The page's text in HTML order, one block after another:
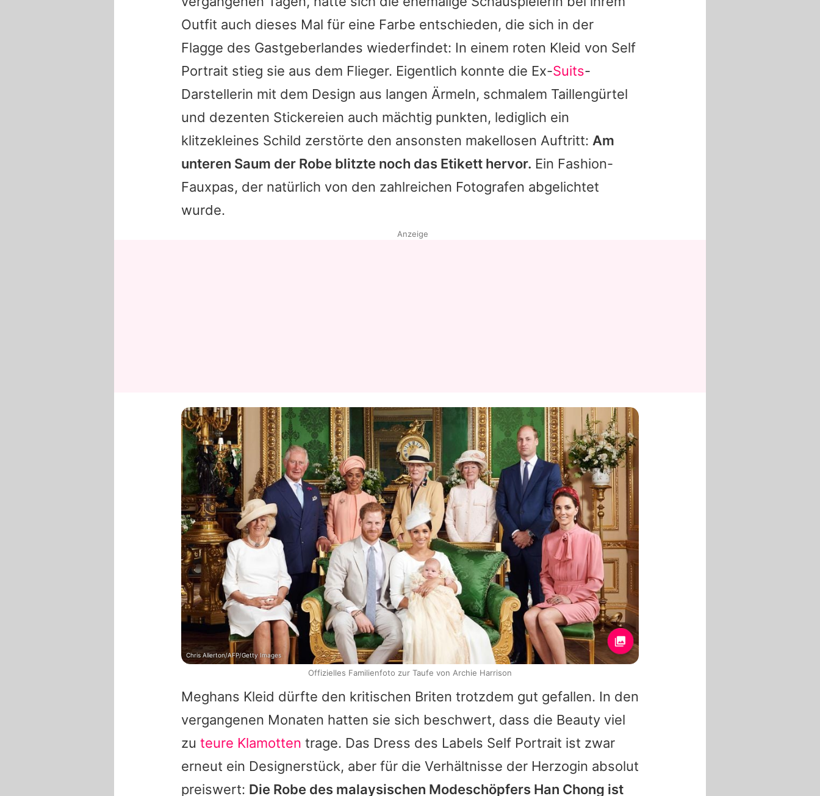
Outfit auch dieses Mal für eine Farbe entschieden, die sich in der
Flagge des Gastgeberlandes wiederfindet: In einem roten Kleid von Self
Portrait stieg sie aus dem Flieger. Eigentlich konnte die Ex-Suits-
Darstellerin mit dem Design aus langen Ärmeln, schmalem Taillengürtel
und dezenten Stickereien auch mächtig punkten, lediglich ein
klitzekleines Schild zerstörte den ansonsten makellosen Auftritt: Am
unteren Saum der Robe blitzte noch das Etikett hervor. Ein Fashion-
Fauxpas, der natürlich von den zahlreichen Fotografen abgelichtet
wurde.
Meghans Kleid dürfte den kritischen Briten trotzdem gut gefallen. In den
vergangenen Monaten hatten sie sich beschwert, dass die Beauty viel
zu teure Klamotten trage. Das Dress des Labels Self Portrait ist zwar
erneut ein Designerstück, aber für die Verhältnisse der Herzogin absolut
preiswert: Die Robe des malaysischen Modeschöpfers Han Chong ist
Anzeige
Chris Allerton/AFP/Getty Images
Offizielles Familienfoto zur Taufe von Archie Harrison